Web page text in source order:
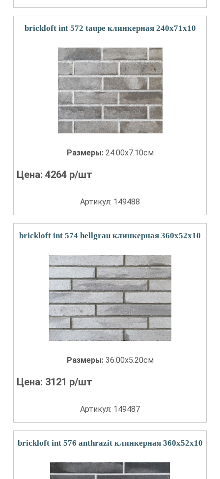
brickloft int 572 taupe клинкерная 240х71х10
Размеры: 24.00x7.10см
Цена:4264 р/шт
Артикул: 149488
brickloft int 574 hellgrau клинкерная 360х52х10
Размеры: 36.00x5.20см
Цена: 3121 р/шт
Артикул: 149487
brickloft int 576 anthrazit клинкерная 360х52х10